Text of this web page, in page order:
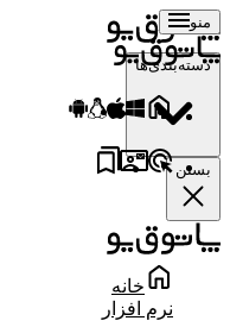
منو
دسته‌بندی‌ها
بستن
خانه
نرم افزار